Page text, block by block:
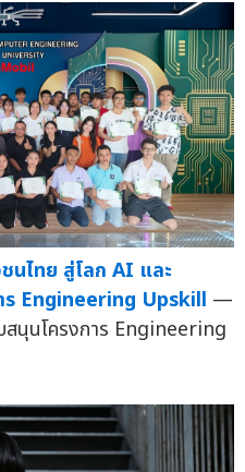
นไทย สู่โลก AI และ
ร Engineering Upskill —
นุนโครงการ Engineering